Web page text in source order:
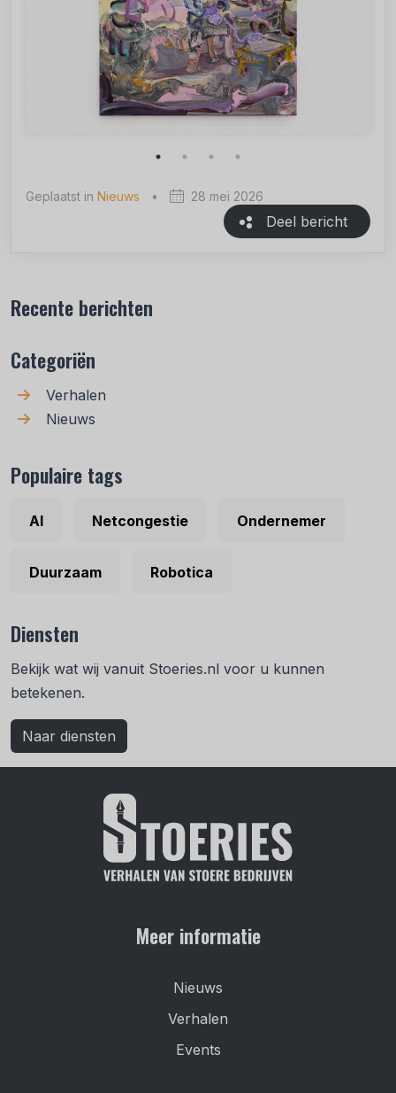
Geplaatst in Nieuws • 28 mei 2026
Deel bericht
Recente berichten
Categoriën
Verhalen
Nieuws
Populaire tags
AI Netcongestie Ondernemer
Duurzaam Robotica
Diensten
Bekijk wat wij vanuit Stoeries.nl voor u kunnen
betekenen.
Naar diensten
Meer informatie
Nieuws
Verhalen
Events